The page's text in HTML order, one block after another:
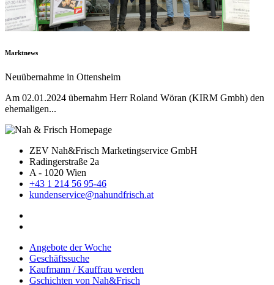
Marktnews
Neuübernahme in Ottensheim
Am 02.01.2024 übernahm Herr Roland Wöran (KIRM Gmbh) den
ehemaligen...
ZEV Nah&Frisch Marketingservice GmbH
Radingerstraße 2a
A - 1020 Wien
+43 1 214 56 95-46
kundenservice@nahundfrisch.at
Angebote der Woche
Geschäftssuche
Kaufmann / Kauffrau werden
Gschichten von Nah&Frisch